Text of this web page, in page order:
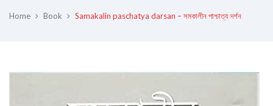
Home Book Samakalin paschatya darsan – সমকালীন পাশ্চাত্য দর্শন